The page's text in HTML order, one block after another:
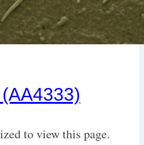
to view this page.